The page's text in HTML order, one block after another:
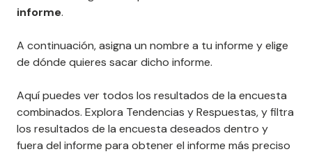
informe.
A continuación, asigna un nombre a tu informe y elige
de dónde quieres sacar dicho informe.
Aquí puedes ver todos los resultados de la encuesta
combinados. Explora Tendencias y Respuestas, y filtra
los resultados de la encuesta deseados dentro y
fuera del informe para obtener el informe más preciso